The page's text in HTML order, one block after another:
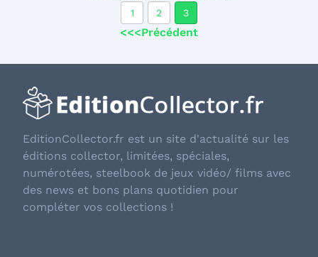
1 2 3
<<<Précédent
EditionCollector.fr est un site d'actualité sur les
éditions collector, limitées, spéciales,
numérotées, steelbook de jeux vidéo/ films avec
des news et bons plans quotidien pour
compléter vos collections !